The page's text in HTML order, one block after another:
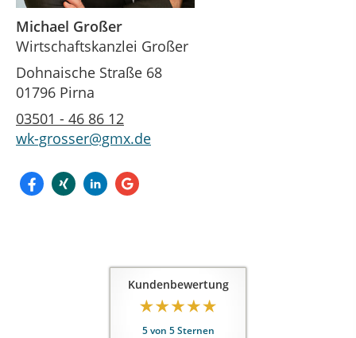
Michael Großer
Wirtschaftskanzlei Großer
Dohnaische Straße 68
01796 Pirna
03501 - 46 86 12
wk-grosser@gmx.de
Kundenbewertung
5von 5Sternen